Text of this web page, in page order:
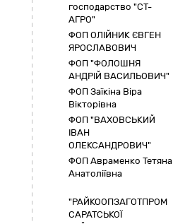
господарство "СТ-
АГРО"
ФОП ОЛІЙНИК ЄВГЕН
ЯРОСЛАВОВИЧ
ФОП "ФОЛОШНЯ
АНДРІЙ ВАСИЛЬОВИЧ"
ФОП Заїкіна Віра
Вікторівна
ФОП "ВАХОВСЬКИЙ
ІВАН
ОЛЕКСАНДРОВИЧ"
ФОП Авраменко Тетяна
Анатоліївна
"РАЙКООПЗАГОТПРОМ
САРАТСЬКОЇ